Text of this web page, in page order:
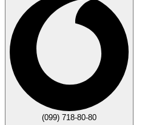
(099) 718-80-80